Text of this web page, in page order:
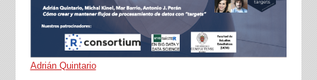
Adrián Quintario